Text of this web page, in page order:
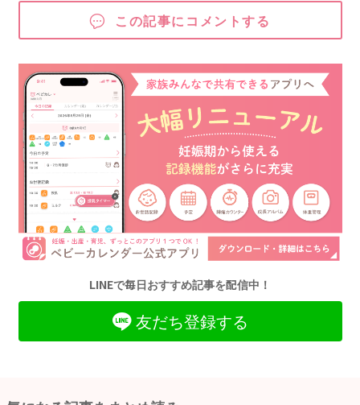
この記事にコメントする
LINEで毎日おすすめ記事を配信中！
友だち登録する